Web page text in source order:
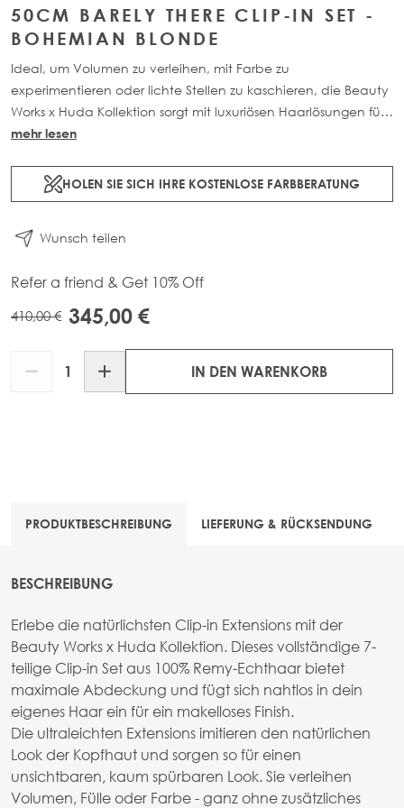
50CM BARELY THERE CLIP-IN SET -
BOHEMIAN BLONDE
Ideal, um Volumen zu verleihen, mit Farbe zu
experimentieren oder lichte Stellen zu kaschieren, die Beauty
Works x Huda Kollektion sorgt mit luxuriösen Haarlösungen für
eine nahtlose, natürlich wirkende Transformation. Dieses 7-
50cm (180g) und 55cm (200g). Gefertigt aus 100% Remy-
Echthaar, bietet es maximale Abdeckung und fügt sich
mehr lesen
HOLEN SIE SICH IHRE KOSTENLOSE FARBBERATUNG
Wunsch teilen
Refer a friend & Get 10% Off
410,00 € 345,00 €
IN DEN WARENKORB
PRODUKTBESCHREIBUNG LIEFERUNG & RÜCKSENDUNG
BESCHREIBUNG
Erlebe die natürlichsten Clip-in Extensions mit der
Beauty Works x Huda Kollektion. Dieses vollständige 7-
teilige Clip-in Set aus 100% Remy-Echthaar bietet
maximale Abdeckung und fügt sich nahtlos in dein
eigenes Haar ein für ein makelloses Finish.
Die ultraleichten Extensions imitieren den natürlichen
Look der Kopfhaut und sorgen so für einen
unsichtbaren, kaum spürbaren Look. Sie verleihen
Volumen, Fülle oder Farbe - ganz ohne zusätzliches